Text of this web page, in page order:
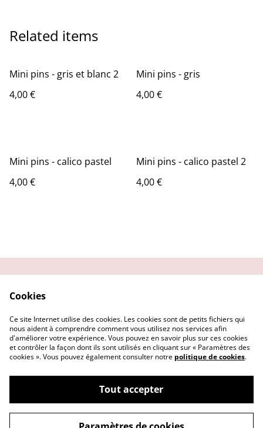
Related items
Mini pins - gris et blanc 2
4,00 €
Mini pins - gris
4,00 €
Mini pins - calico pastel
4,00 €
Mini pins - calico pastel 2
4,00 €
Confidentialité
Demander un retour
Cookies
©2026Getsu art and co
Cookies
Ce site Internet utilise des cookies. Les cookies sont de petits fichiers qui
nous aident à comprendre comment vous utilisez nos services afin
d'améliorer votre expérience. Vous pouvez en savoir plus sur ces cookies
et contrôler la façon dont ils sont utilisés en cliquant sur « Paramètres des
cookies ». Vous pouvez également consulter notre politique de cookies.
Tout accepter